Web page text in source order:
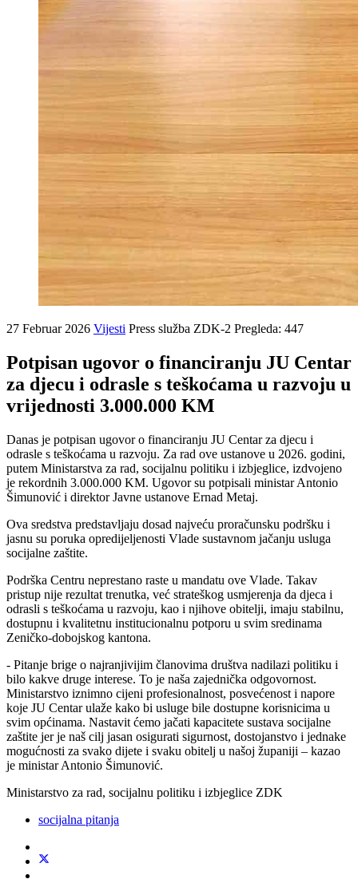
27 Februar 2026 Vijesti Press služba ZDK-2 Pregleda: 447
Potpisan ugovor o financiranju JU Centar
za djecu i odrasle s teškoćama u razvoju u
vrijednosti 3.000.000 KM
Danas je potpisan ugovor o financiranju JU Centar za djecu i
odrasle s teškoćama u razvoju. Za rad ove ustanove u 2026. godini,
putem Ministarstva za rad, socijalnu politiku i izbjeglice, izdvojeno
je rekordnih 3.000.000 KM. Ugovor su potpisali ministar Antonio
Šimunović i direktor Javne ustanove Ernad Metaj.
​Ova sredstva predstavljaju dosad najveću proračunsku podršku i
jasnu su poruka opredijeljenosti Vlade sustavnom jačanju usluga
socijalne zaštite.
​Podrška Centru neprestano raste u mandatu ove Vlade. Takav
pristup nije rezultat trenutka, već strateškog usmjerenja da djeca i
odrasli s teškoćama u razvoju, kao i njihove obitelji, imaju stabilnu,
dostupnu i kvalitetnu institucionalnu potporu u svim sredinama
Zeničko-dobojskog kantona.
- ​Pitanje brige o najranjivijim članovima društva nadilazi politiku i
bilo kakve druge interese. To je naša zajednička odgovornost.
Ministarstvo iznimno cijeni profesionalnost, posvećenost i napore
koje JU Centar ulaže kako bi usluge bile dostupne korisnicima u
svim općinama. Nastavit ćemo jačati kapacitete sustava socijalne
zaštite jer je naš cilj jasan osigurati sigurnost, dostojanstvo i jednake
mogućnosti za svako dijete i svaku obitelj u našoj županiji – kazao
je ministar Antonio Šimunović.
Ministarstvo za rad, socijalnu politiku i izbjeglice ZDK
socijalna pitanja